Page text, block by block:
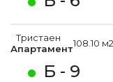
Б - 9
Тристаен
Апартамент108.10 м2